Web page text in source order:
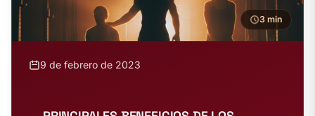
3 min
9 de febrero de 2023